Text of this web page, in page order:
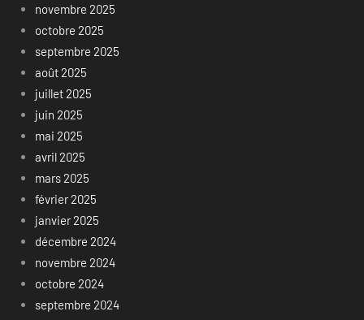
novembre 2025
octobre 2025
septembre 2025
août 2025
juillet 2025
juin 2025
mai 2025
avril 2025
mars 2025
février 2025
janvier 2025
décembre 2024
novembre 2024
octobre 2024
septembre 2024